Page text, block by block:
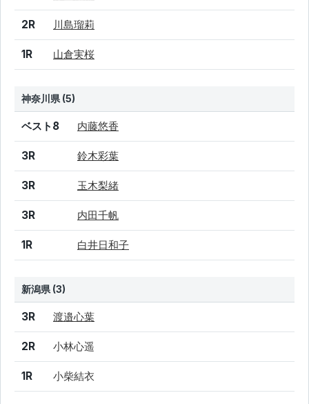
2R 川島瑠莉
1R 山倉実桜
神奈川県 (5)
結果 シード 選手名
ベスト8 内藤悠香
3R 鈴木彩葉
3R 玉木梨緒
3R 内田千帆
1R 白井日和子
新潟県 (3)
結果 シード 選手名
3R 渡邉心葉
2R 小林心遥
1R 小柴結衣